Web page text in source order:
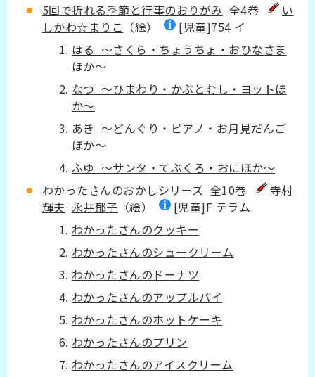
5回で折れる季節と行事のおりがみ 全4巻
い
しかわ☆まりこ （絵）
[児童]754 イ
はる ～さくら・ちょうちょ・おひなさま
ほか～
なつ ～ひまわり・かぶとむし・ヨットほ
か～
あき ～どんぐり・ピアノ・お月見だんご
ほか～
ふゆ ～サンタ・てぶくろ・おにほか～
わかったさんのおかしシリーズ 全10巻
寺村
輝夫 永井郁子 （絵）
[児童]F テラム
わかったさんのクッキー
わかったさんのシュークリーム
わかったさんのドーナツ
わかったさんのアップルパイ
わかったさんのホットケーキ
わかったさんのプリン
わかったさんのアイスクリーム